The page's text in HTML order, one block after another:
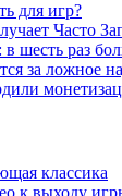
для игр?
шесть раз
за ложное
классика